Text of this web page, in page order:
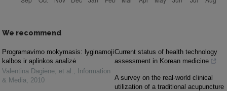
We recommend
Programavimo mokymasis: lyginamoji
kalbos ir aplinkos analizė
Valentina Dagienė, et al. ,
Information
& Media, 2010
Current status of health technology
assessment in Korean medicine
A survey on the real-world clinical
utilization of a traditional acupuncture